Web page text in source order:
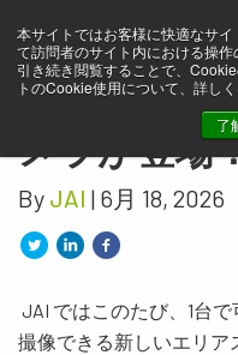
本サイトではお客様に快適なサ
て訪問者のサイト内における操
引き続き閲覧することで、
トのCookie使用について、詳し
了
新たにシン
光＋SWIR
メラが登場
By JAI | 6月 18, 2026
JAI ではこのたび、1台
撮像できる新しいエリア